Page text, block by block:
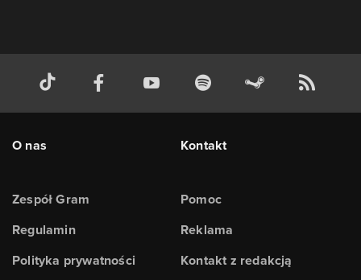
O nas
Zespół Gram
Regulamin
Polityka prywatności
Kontakt
Pomoc
Reklama
Kontakt z redakcją